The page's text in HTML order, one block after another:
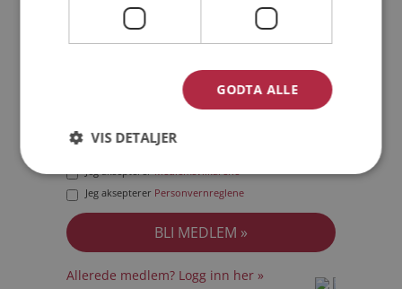
Jeg akseptererMedlemsvilkårene
Jeg aksepterer Personvernreglene
Allerede medlem? Logg inn her »
GODTA ALLE
VIS DETALJER